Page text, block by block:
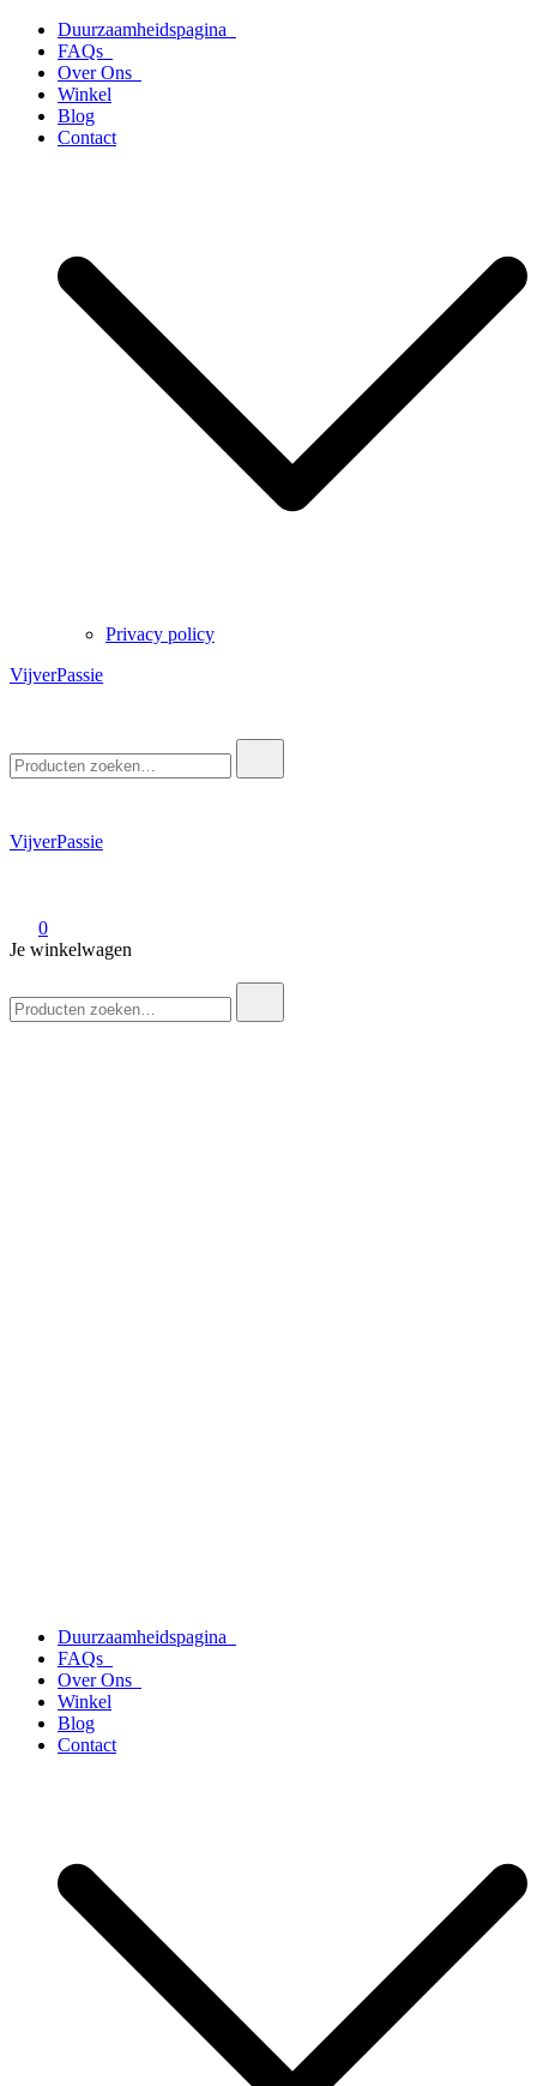
naar
inhoud
Duurzaamheidspagina
FAQs
Over Ons
Winkel
Blog
Contact
Privacy policy
VijverPassie
naar:
VijverPassie
0
Je winkelwagen
naar:
Duurzaamheidspagina
FAQs
Over Ons
Winkel
Blog
Contact